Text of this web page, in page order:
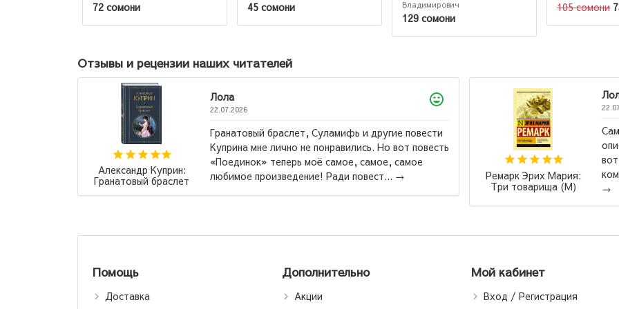
72 сомони 45 сомони
Владимирович
129 сомони
105 сомони
Отзывы и рецензии наших читателей
Ремарк Эрих Мария:
Три товарища (М)
Лола
22.07.2026
Само произведение яркое и эмоциональное,
описание красочное, Ремарк - супер, вообщем. А
вот издание АСТ, оно конечно красивое,
компактное и бюджетное. Одно из самых неудо...
Наполеон Хилл: Думай
и богатей (Т)
Помощь
Доставка
Дополнительно
Акции
Мой кабинет
Вход / Регистрация